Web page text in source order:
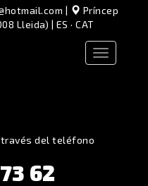
|
Príncep
Lleida) | ES ·CAT
Toggle
navigation
del teléfono
62